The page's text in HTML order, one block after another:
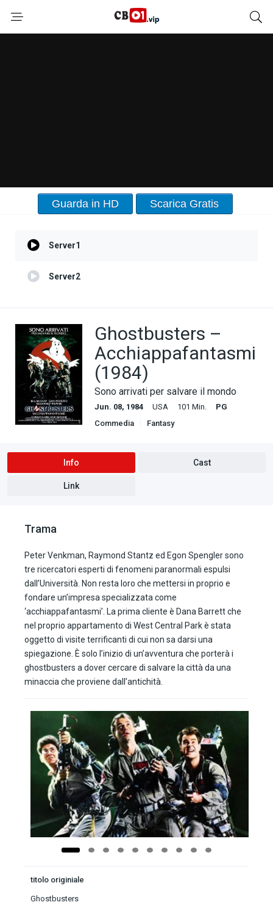
Guarda in HD Scarica Gratis
Server1
Server2
Ghostbusters –
Acchiappafantasmi
(1984)
Sono arrivati per salvare il mondo
Jun. 08, 1984 USA 101 Min.
PG
Commedia
Fantasy
Info Cast
Link
Trama
Peter Venkman, Raymond Stantz ed Egon Spengler sono
tre ricercatori esperti di fenomeni paranormali espulsi
dall’Università. Non resta loro che mettersi in proprio e
fondare un’impresa specializzata come
‘acchiappafantasmi’. La prima cliente è Dana Barrett che
nel proprio appartamento di West Central Park è stata
oggetto di visite terrificanti di cui non sa darsi una
spiegazione. È solo l’inizio di un’avventura che porterà i
ghostbusters a dover cercare di salvare la città da una
minaccia che proviene dall’antichità.
titolo originiale
Ghostbusters